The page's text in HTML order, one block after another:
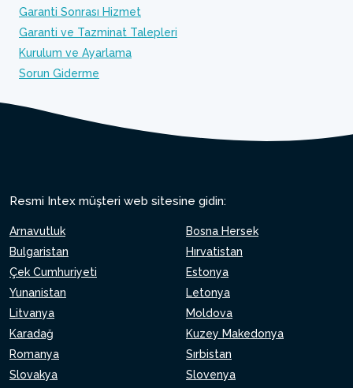
Garanti Sonrası Hizmet
Garanti ve Tazminat Talepleri
Kurulum ve Ayarlama
Sorun Giderme
Resmi Intex müşteri web sitesine gidin:
Arnavutluk
Bosna Hersek
Bulgaristan
Hırvatistan
Çek Cumhuriyeti
Estonya
Yunanistan
Letonya
Litvanya
Moldova
Karadağ
Kuzey Makedonya
Romanya
Sırbistan
Slovakya
Slovenya